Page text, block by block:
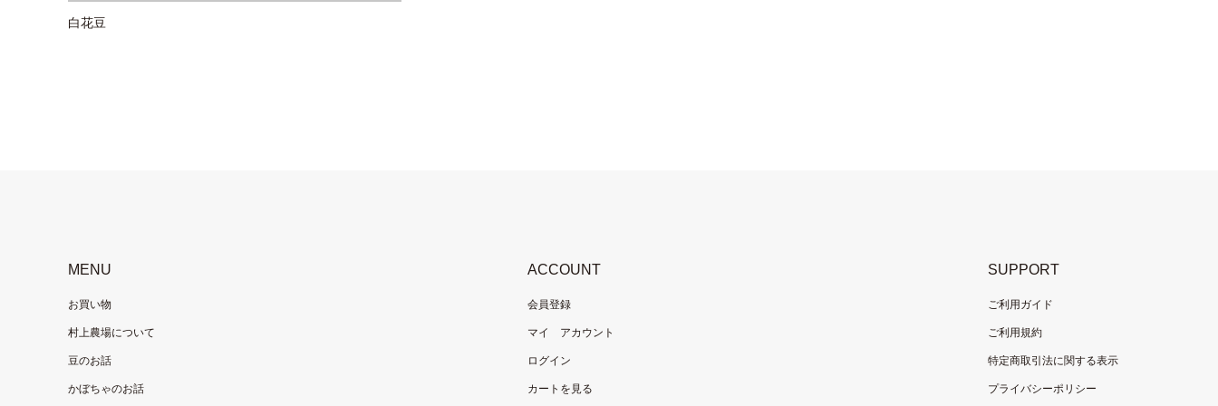
白花豆
MENU
お買い物
村上農場について
豆のお話
かぼちゃのお話
ACCOUNT
会員登録
マイ アカウント
ログイン
カートを見る
SUPPORT
ご利用ガイド
ご利用規約
特定商取引法に関する表示
プライバシーポリシー